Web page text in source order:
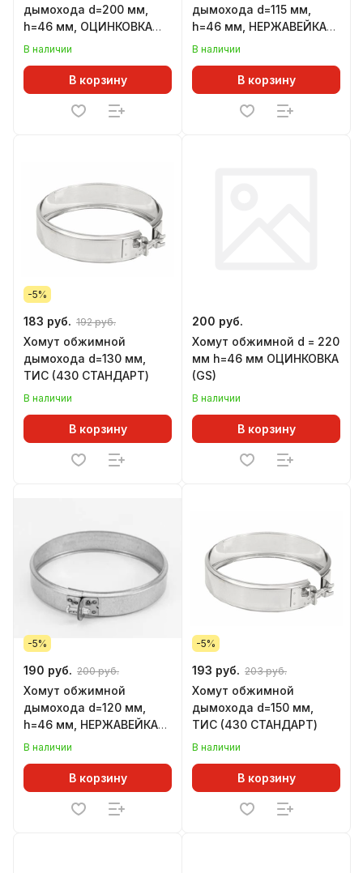
дымохода d=200 мм,
h=46 мм, ОЦИНКОВКА
(GS)
В наличии
В корзину
дымохода d=115 мм,
h=46 мм, НЕРЖАВЕЙКА
(GS)
В наличии
В корзину
-5%
183 руб. 192 руб.
Хомут обжимной
дымохода d=130 мм,
ТИС (430 СТАНДАРТ)
В наличии
В корзину
200 руб.
Хомут обжимной d = 220
мм h=46 мм ОЦИНКОВКА
(GS)
В наличии
В корзину
-5%
190 руб. 200 руб.
Хомут обжимной
дымохода d=120 мм,
h=46 мм, НЕРЖАВЕЙКА
(GS)
В наличии
В корзину
-5%
193 руб. 203 руб.
Хомут обжимной
дымохода d=150 мм,
ТИС (430 СТАНДАРТ)
В наличии
В корзину